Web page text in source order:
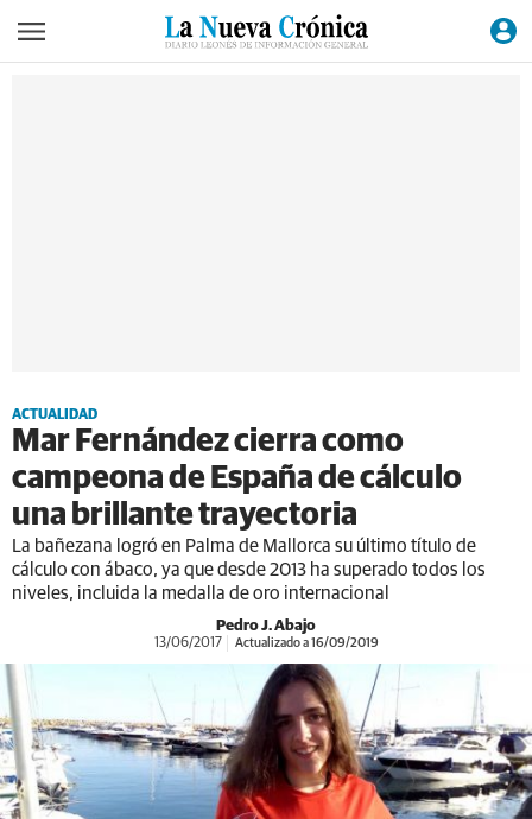
ACTUALIDAD
Mar Fernández cierra como
campeona de España de cálculo
una brillante trayectoria
La bañezana logró en Palma de Mallorca su último título de
cálculo con ábaco, ya que desde 2013 ha superado todos los
niveles, incluida la medalla de oro internacional
Pedro J. Abajo
13/06/2017 Actualizado a 16/09/2019